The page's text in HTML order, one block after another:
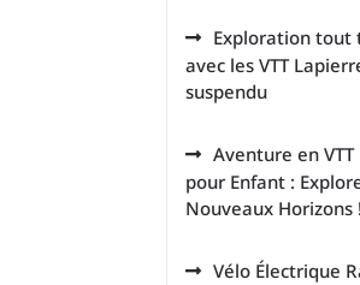
Exploration tout
avec les VTT
suspendu
Aventure en
pour Enfant :
Nouveaux Horizons !
Vélo Électrique